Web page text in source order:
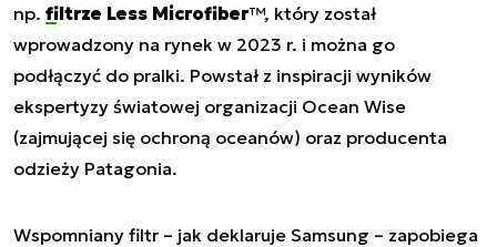
np. filtrze Less Microfiber™, który został
wprowadzony na rynek w 2023 r. i można go
podłączyć do pralki. Powstał z inspiracji wyników
ekspertyzy światowej organizacji Ocean Wise
(zajmującej się ochroną oceanów) oraz producenta
odzieży Patagonia.
Wspomniany filtr – jak deklaruje Samsung – zapobiega